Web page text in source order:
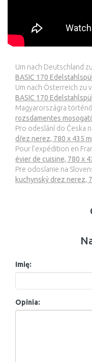
Um nach Deutschland
BASIC 170
Um nach Österreich zu
BASIC 170
Magyarországra
rozsdamentes
Pro odeslání do Česka
dřez nerez, 780 x 435
Pour l’expédition en
évier de cuisine, 780 x
Pre odoslanie na
kuchynský drez nerez,
Imię:
Opinia: